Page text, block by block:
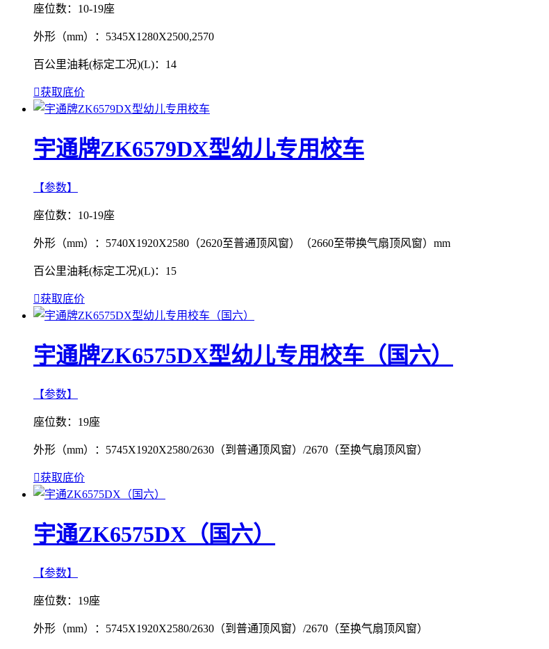
座位数： 10-19座
外形（mm）： 5345X1280X2500,2570
百公里油耗(标定工况)(L)： 14
获取底价
宇通牌ZK6579DX型幼儿专用校车
【参数】
座位数： 10-19座
外形（mm）： 5740X1920X2580（2620至普通顶风窗）（2660至带换气扇顶风窗）mm
百公里油耗(标定工况)(L)： 15
获取底价
宇通牌ZK6575DX型幼儿专用校车（国六）
【参数】
座位数： 19座
外形（mm）： 5745X1920X2580/2630（到普通顶风窗）/2670（至换气扇顶风窗）
获取底价
宇通ZK6575DX（国六）
【参数】
座位数： 19座
外形（mm）： 5745X1920X2580/2630（到普通顶风窗）/2670（至换气扇顶风窗）